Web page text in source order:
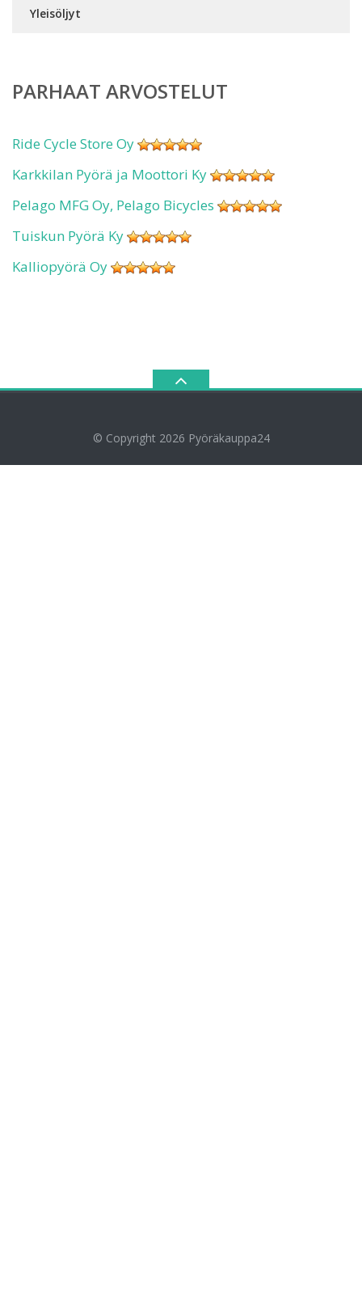
Yleisöljyt
PARHAAT ARVOSTELUT
Ride Cycle Store Oy
Karkkilan Pyörä ja Moottori Ky
Pelago MFG Oy, Pelago Bicycles
Tuiskun Pyörä Ky
Kalliopyörä Oy
© Copyright 2026 Pyöräkauppa24